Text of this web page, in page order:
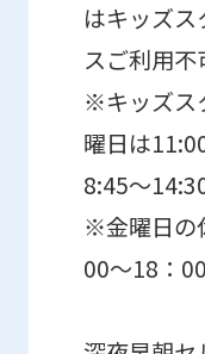
はキッズ
スご利用不
※キッズス
曜日は
8:45〜
※金曜日の
00～18：00